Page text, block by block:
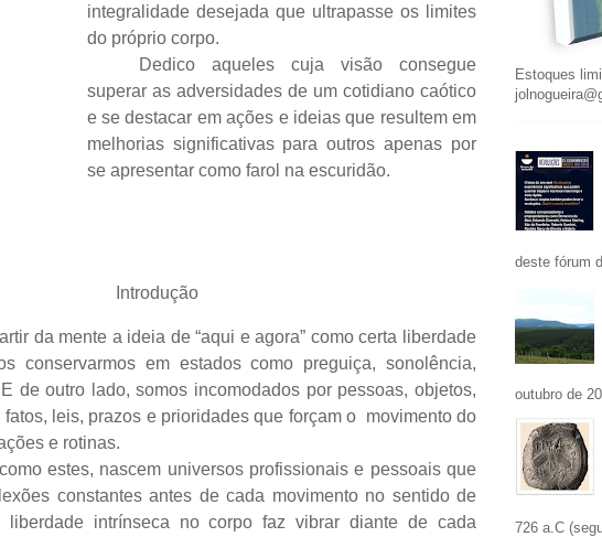
integralidade desejada que ultrapasse os limites
do próprio corpo.
Dedico aqueles cuja visão consegue
superar as adversidades de um cotidiano caótico
e se destacar em ações e ideias que resultem em
melhorias significativas para outros apenas por
se apresentar como farol na escuridão.
Introdução
da mente a ideia de “aqui e agora” como certa liberdade
conservarmos em estados como preguiça, sonolência,
de outro lado, somos incomodados por pessoas, objetos,
fatos, leis, prazos e prioridades que forçam o movimento do
e rotinas.
estes, nascem universos profissionais e pessoais que
constantes antes de cada movimento no sentido de
intrínseca no corpo faz vibrar diante de cada
Estoques
deste fórum
outubro de
726 a.C